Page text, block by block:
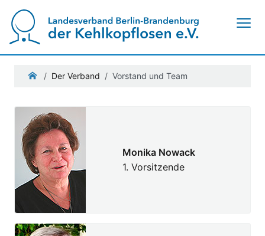
Der Verband Vorstand und Team
Monika Nowack
1. Vorsitzende